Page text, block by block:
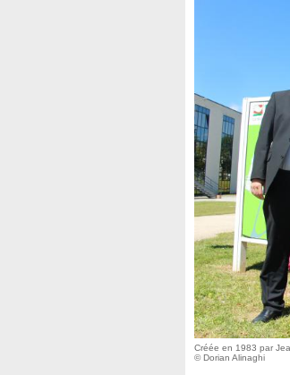
Créée en 1983 par
© Dorian Alinaghi